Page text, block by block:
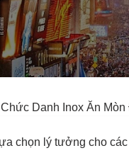
Danh Inox Ăn
chọn lý tưởng cho